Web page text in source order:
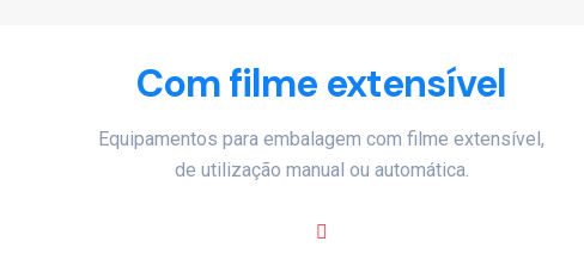
Com filme extensível
Equipamentos para embalagem com filme extensível,
de utilização manual ou automática.